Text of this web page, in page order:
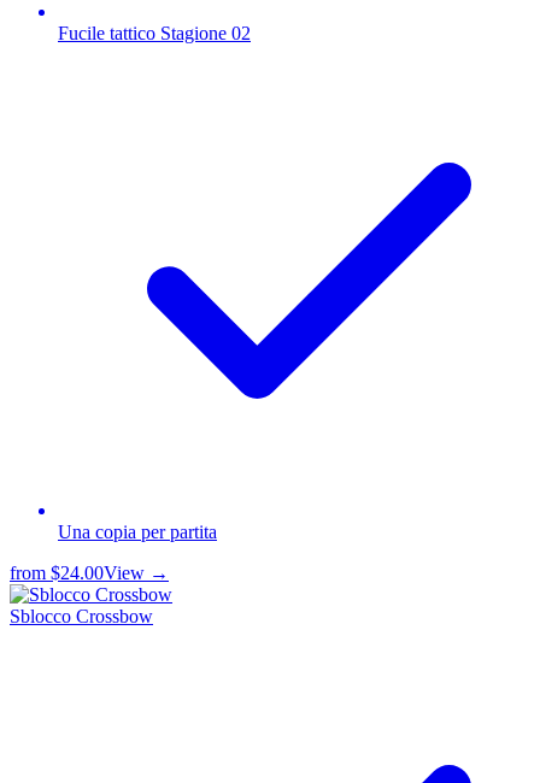
Fucile tattico Stagione 02
Una copia per partita
from $24.00View →
Sblocco Crossbow